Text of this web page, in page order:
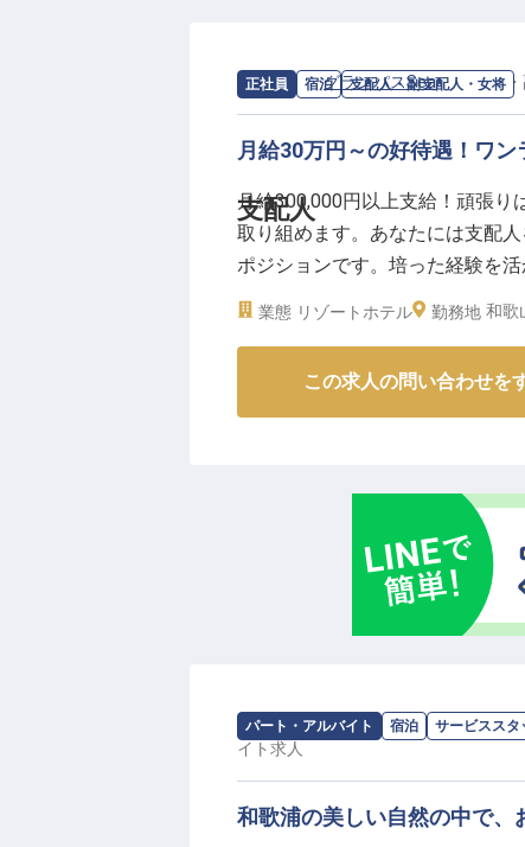
ーー【あなたの「おいしい」が
お客様の目の前で調理するオー
キルアップできる環境です。シ
働けます。JR「紀伊勝浦駅」か
がら、プロの料理人として成長
※2025年09月08日時点の情報です
正社員 宿泊 支配人・副支配人・女将
支配人
求人情報：グランパスSeaの支配人
月給30万円～の好待遇！ワ
月給300,000円以上支給！頑張り
取り組めます。あなたには支配
ポジションです。培った経験を
ンパスseaは、男湯・女湯それぞ
業態 リゾートホテル 勤務地 和歌
この求人の問い合わせを
パート・アルバイト 宿泊 サービススタ
求人情報：Wakanoura Nature Resort
イト求人
和歌浦の美しい自然の中で、